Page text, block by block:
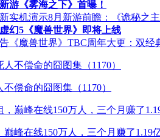
游《雾海之下》首曝！
实机演示8月新游前瞻：《诡秘之
幻5《魔兽世界》即将上线
《魔兽世界》TBC周年大更：双经
偿命的囧图集（1170）
巅峰在线150万人，三个月赚了1.19